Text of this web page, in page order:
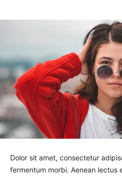
Dolor sit amet, consectetur
fermentum morbi. Aenean lectus